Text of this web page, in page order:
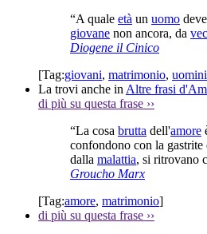
“A quale età un uomo
giovane non ancora, da
Diogene il Cinico
[Tag:giovani, matrimonio, uomini
La trovi anche in Altre frasi
di più su questa frase ››
“La cosa brutta dell'amore
confondono con la
dalla malattia, si ritrovano
Groucho Marx
[Tag:amore, matrimonio]
di più su questa frase ››